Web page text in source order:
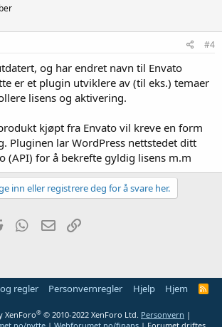
#4
og har endret navn til Envato
er et plugin utviklere av (til eks.) temaer
lisens og aktivering.
kjøpt fra Envato vil kreve en form
Pluginen lar WordPress nettstedet ditt
(API) for å bekrefte gyldig lisens m.m
inn eller registrere deg for å svare her.
Reddit WhatsApp
E-post
regler Personvernregler Hjelp Hjem
R
XenForo® © 2010-2022 XenForo Ltd. Personvern |